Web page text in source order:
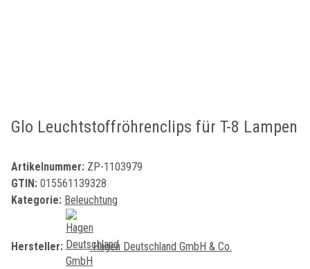
Glo Leuchtstoffröhrenclips für T-8 Lampen
Artikelnummer: ZP-1103979
GTIN: 015561139328
Kategorie: Beleuchtung
Hersteller: Hagen Deutschland GmbH & Co.